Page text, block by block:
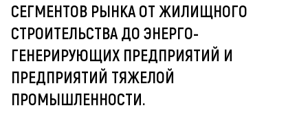
СЕГМЕНТОВ РЫНКА ОТ ЖИЛИЩНОГО
СТРОИТЕЛЬСТВА ДО ЭНЕРГО-
ГЕНЕРИРУЮЩИХ ПРЕДПРИЯТИЙ И
ПРЕДПРИЯТИЙ ТЯЖЕЛОЙ
ПРОМЫШЛЕННОСТИ.